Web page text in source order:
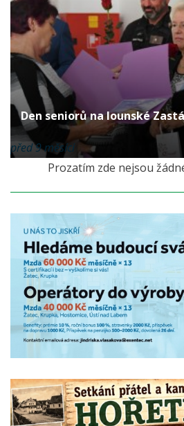
Den seniorů na lounské
před 9 měsíci
Prozatím zde nejsou